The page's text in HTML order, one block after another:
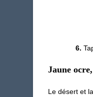
6.
Jaune
Le désert et